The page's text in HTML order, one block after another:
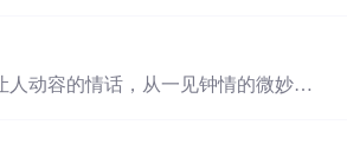
人动容的情话，从一见钟情的微妙到